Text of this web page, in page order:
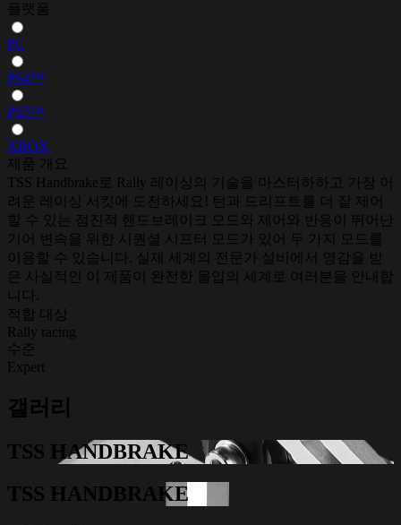
플랫폼
PC
PS4™
PS5™
XBOX
제품 개요
TSS Handbrake로 Rally 레이싱의 기술을 마스터하하고 가장 어
려운 레이싱 서킷에 도전하세요! 턴과 드리프트를 더 잘 제어
할 수 있는 점진적 핸드브레이크 모드와 제어와 반응이 뛰어난
기어 변속을 위한 시퀀셜 시프터 모드가 있어 두 가지 모드를
이용할 수 있습니다. 실제 세계의 전문가 설비에서 영감을 받
은 사실적인 이 제품이 완전한 몰입의 세계로 여러분을 안내합
니다.
적합 대상
Rally racing
수준
Expert
갤러리
TSS HANDBRAKE
TSS HANDBRAKE